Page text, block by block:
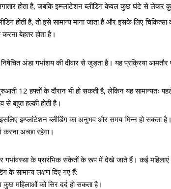
होता है, जबकि इम्प्लांटेशन ब्लीडिंग केवल कुछ घंटे से लेकर
होती है, तो इसे सामान्य माना जाता है और इसके लिए
बेहतर होता है।
निषेचित अंडा गर्भाशय की दीवार से जुड़ता है। यह प्रक्रिया
12 हफ्तों के दौरान भी हो सकती है, लेकिन यह सामान्यतः
से बहुत हल्की होती है।
इम्प्लांटेशन ब्लीडिंग का अनुभव और समय भिन्न हो सकता
करना अच्छा रहेगा।
गर्भावस्था के प्रारंभिक संकेतों के रूप में देखे जाते हैं। कई
के सामान्य लक्षण दिए गए हैं:
कुछ महिलाओं को सिर दर्द हो सकता है।